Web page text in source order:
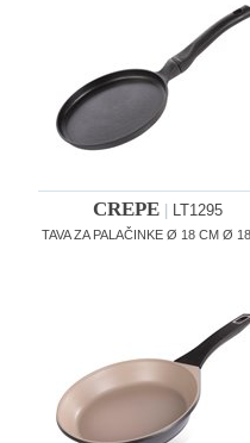
CREPE| LT1295
TAVA ZA PALAČINKE Ø 18 CM Ø